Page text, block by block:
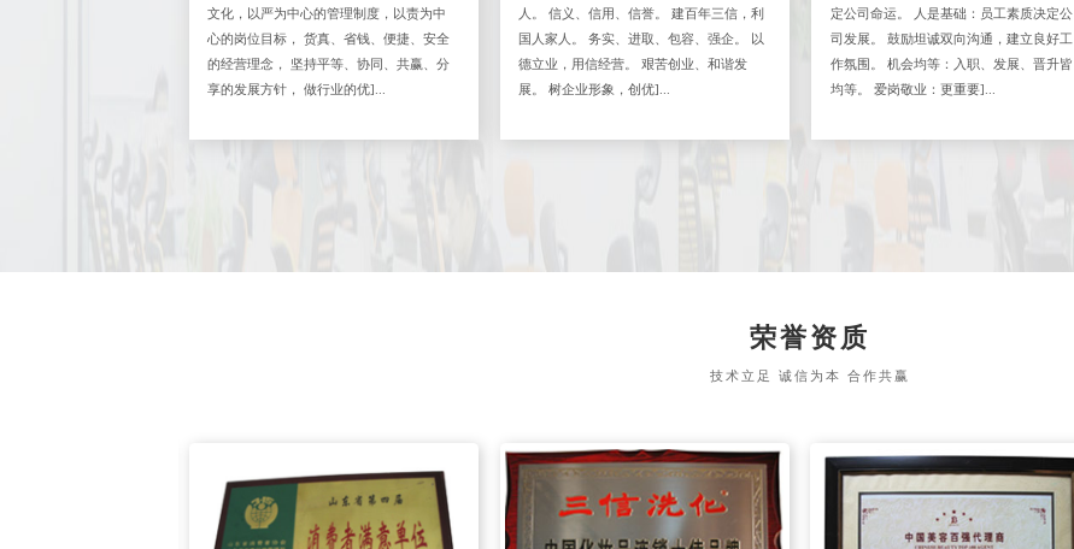
文化，以严为中心的管理制度，以责为中
心的岗位目标， 货真、省钱、便捷、安全
的经营理念， 坚持平等、协同、共赢、分
享的发展方针， 做行业的优]...
人。 信义、信用、信誉。 建百年三信，利
国人家人。 务实、进取、包容、强企。 以
德立业，用信经营。 艰苦创业、和谐发
展。 树企业形象，创优]...
定公司命运。 人是基础：员工素质决定公
司发展。 鼓励坦诚双向沟通，建立良好工
作氛围。 机会均等：入职、发展、晋升皆
均等。 爱岗敬业：更重要]...
荣誉资质
技术立足 诚信为本 合作共赢